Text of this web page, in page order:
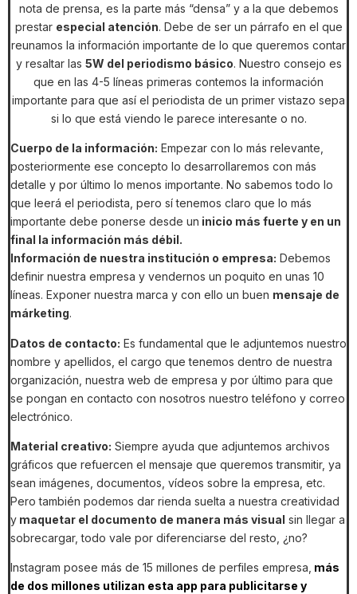
nota de prensa, es la parte más “densa” y a la que debemos
prestar especial atención. Debe de ser un párrafo en el que
reunamos la información importante de lo que queremos contar
y resaltar las 5W del periodismo básico. Nuestro consejo es
que en las 4-5 líneas primeras contemos la información
importante para que así el periodista de un primer vistazo sepa
si lo que está viendo le parece interesante o no.
Cuerpo de la información: Empezar con lo más relevante,
posteriormente ese concepto lo desarrollaremos con más
detalle y por último lo menos importante. No sabemos todo lo
que leerá el periodista, pero sí tenemos claro que lo más
importante debe ponerse desde un inicio más fuerte y en un
final la información más débil.
Información de nuestra institución o empresa: Debemos
definir nuestra empresa y vendernos un poquito en unas 10
líneas. Exponer nuestra marca y con ello un buen mensaje de
márketing.
Datos de contacto: Es fundamental que le adjuntemos nuestro
nombre y apellidos, el cargo que tenemos dentro de nuestra
organización, nuestra web de empresa y por último para que
se pongan en contacto con nosotros nuestro teléfono y correo
electrónico.
Material creativo: Siempre ayuda que adjuntemos archivos
gráficos que refuercen el mensaje que queremos transmitir, ya
sean imágenes, documentos, vídeos sobre la empresa, etc.
Pero también podemos dar rienda suelta a nuestra creatividad
y maquetar el documento de manera más visual sin llegar a
sobrecargar, todo vale por diferenciarse del resto, ¿no?
Instagram posee más de 15 millones de perfiles empresa, más
de dos millones utilizan esta app para publicitarse y